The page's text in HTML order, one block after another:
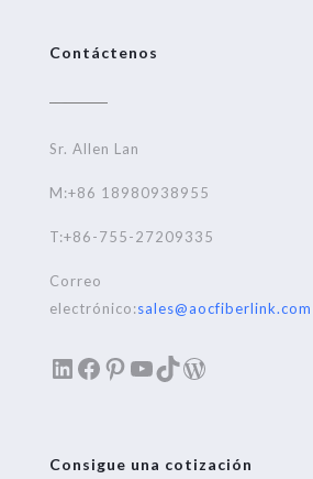
Contáctenos
Sr. Allen Lan
M:+86 18980938955
T:+86-755-27209335
Correo
electrónico:sales@aocfiberlink.com
LinkedIn
Facebook
Pinterest
YouTube
TikTok
WordPress
Consigue una cotización